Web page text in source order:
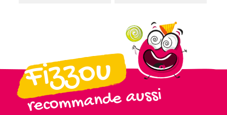
Fizzou
recommande aussi